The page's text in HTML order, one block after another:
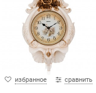
избранное сравнить